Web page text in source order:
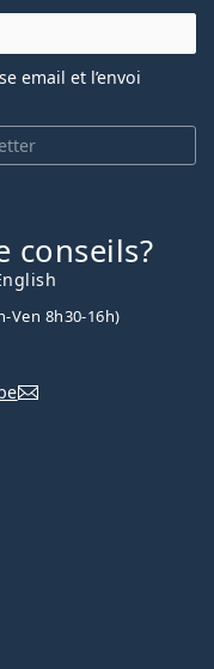
email et l’envoi
conseils?
Ven 8h30-16h)